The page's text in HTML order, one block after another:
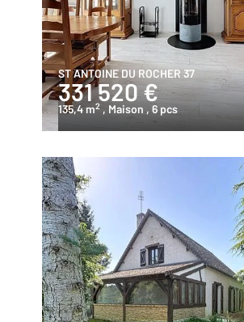
ST ANTOINE DU ROCHER 37
331 520 €
135,4 m2 , Maison , 6 pcs